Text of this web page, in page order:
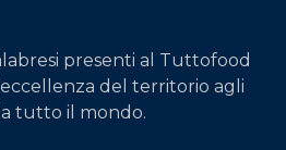
presenti al Tuttofood
del territorio agli
tutto il mondo.